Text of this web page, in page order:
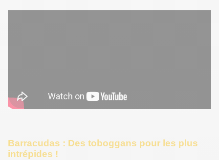
Barracudas : Des toboggans pour les plus
intrépides !